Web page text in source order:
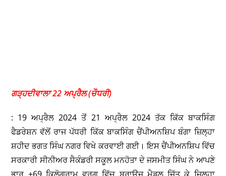
ਗੜ੍ਹਦੀਵਾਲਾ 22 ਅਪ੍ਰੈਲ (ਚੌਧਰੀ)
: 19 ਅਪ੍ਰੈਲ 2024 ਤੋਂ 21 ਅਪ੍ਰੈਲ 2024 ਤੱਕ ਕਿੱਕ ਬਾਕਸਿੰਗ
ਫੈਡਰੇਸ਼ਨ ਵੱਲੋਂ ਰਾਜ ਪੱਧਰੀ ਕਿੱਕ ਬਾਕਸਿੰਗ ਚੈਂਪੀਅਨਸ਼ਿਪ ਬੰਗਾ ਜ਼ਿਲ੍ਹਾ
ਸ਼ਹੀਦ ਭਗਤ ਸਿੰਘ ਨਗਰ ਵਿਖੇ ਕਰਵਾਈ ਗਈ। ਇਸ ਚੈਂਪੀਅਨਸ਼ਿਪ ਵਿੱਚ
ਸਰਕਾਰੀ ਸੀਨੀਅਰ ਸੈਕੰਡਰੀ ਸਕੂਲ ਮਨਹੋਤਾ ਦੇ ਜਸਮੀਤ ਸਿੰਘ ਨੇ ਆਪਣੇ